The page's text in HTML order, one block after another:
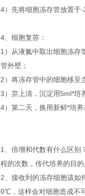
4）先将细胞冻存管放置
4、细胞复苏：
1）从液氮中取出细胞冻存
管外壁；
2）将冻存管中的细胞移至
3）弃上清，沉淀用5ml*培
4）第二天，换用新鲜*培养
1、倍增和代数有什么区别
程的次数，传代培养的目
2、接收到的冻存细胞该如
0℃，这样会对细胞造成不